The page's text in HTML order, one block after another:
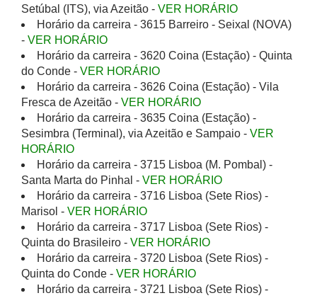
Setúbal (ITS), via Azeitão - VER HORÁRIO
Horário da carreira - 3615 Barreiro - Seixal (NOVA)
- VER HORÁRIO
Horário da carreira - 3620 Coina (Estação) - Quinta
do Conde - VER HORÁRIO
Horário da carreira - 3626 Coina (Estação) - Vila
Fresca de Azeitão - VER HORÁRIO
Horário da carreira - 3635 Coina (Estação) -
Sesimbra (Terminal), via Azeitão e Sampaio - VER
HORÁRIO
Horário da carreira - 3715 Lisboa (M. Pombal) -
Santa Marta do Pinhal - VER HORÁRIO
Horário da carreira - 3716 Lisboa (Sete Rios) -
Marisol - VER HORÁRIO
Horário da carreira - 3717 Lisboa (Sete Rios) -
Quinta do Brasileiro - VER HORÁRIO
Horário da carreira - 3720 Lisboa (Sete Rios) -
Quinta do Conde - VER HORÁRIO
Horário da carreira - 3721 Lisboa (Sete Rios) -